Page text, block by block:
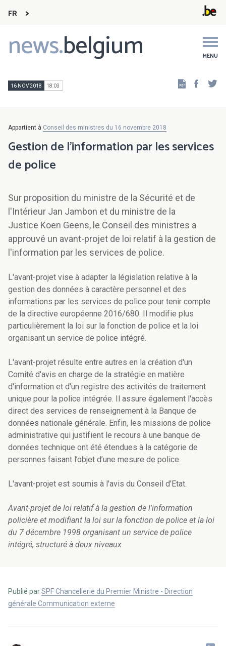
FR
news.belgium MENU
Main
navigation
16 NOV 2018 18:03
Appartient à Conseil des ministres du 16 novembre 2018
Gestion de l'information par les services
de police
Sur proposition du ministre de la Sécurité et de
l'Intérieur Jan Jambon et du ministre de la
Justice Koen Geens, le Conseil des ministres a
approuvé un avant-projet de loi relatif à la gestion de
l'information par les services de police.
L'avant-projet vise à adapter la législation relative à la
gestion des données à caractère personnel et des
informations par les services de police pour tenir compte
de la directive européenne 2016/680. Il modifie plus
particulièrement la loi sur la fonction de police et la loi
organisant un service de police intégré.
L'avant-projet résulte entre autres en la création d'un
Comité d'avis en charge de la stratégie en matière
d'information et d'un registre des activités de traitement
unique pour la police intégrée. Il assure également l'accès
direct des services de renseignement à la Banque de
données nationale générale. Enfin, les missions de police
administrative qui justifient le recours à une banque de
données technique ont été étendues à la catégorie de
personnes faisant l’objet d’une mesure de police.
L'avant-projet est soumis à l'avis du Conseil d'Etat.
Avant-projet de loi relatif à la gestion de l'information
policière et modifiant la loi sur la fonction de police et la loi
du 7 décembre 1998 organisant un service de police
intégré, structuré à deux niveaux
Publié parSPF Chancellerie du Premier Ministre - Direction
générale Communication externe